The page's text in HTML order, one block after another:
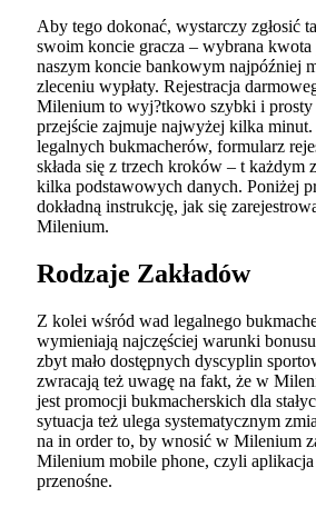
Aby tego dokonać, wystarczy zgłosić
swoim koncie gracza – wybrana kwota
naszym koncie bankowym najpóźniej
zleceniu wypłaty. Rejestracja
Milenium to wyj?tkowo szybki i prosty
przejście zajmuje najwyżej kilka
legalnych bukmacherów, formularz
składa się z trzech kroków – t każdym
kilka podstawowych danych. Poniżej
dokładną instrukcję, jak się
Milenium.
Rodzaje Zakładów
Z kolei wśród wad legalnego
wymieniają najczęściej warunki
zbyt mało dostępnych dyscyplin
zwracają też uwagę na fakt, że w
jest promocji bukmacherskich dla
sytuacja też ulega systematycznym
na in order to, by wnosić w Milenium
Milenium mobile phone, czyli aplikacja
przenośne.